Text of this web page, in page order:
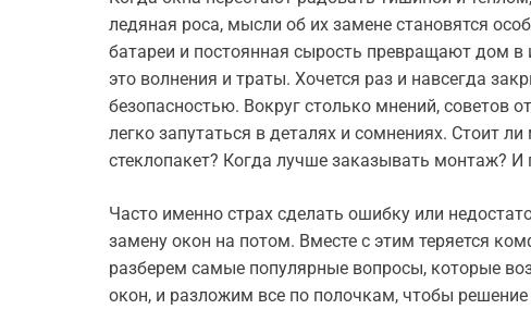
ледяная роса, мысли об их замене становятся
батареи и постоянная сырость превращают дом
это волнения и траты. Хочется раз и навсегда
безопасностью. Вокруг столько мнений, советов
легко запутаться в деталях и сомнениях. Стоит
стеклопакет? Когда лучше заказывать монтаж? И
Часто именно страх сделать ошибку или
замену окон на потом. Вместе с этим теряется
разберем самые популярные вопросы, которые
окон, и разложим все по полочкам, чтобы решение